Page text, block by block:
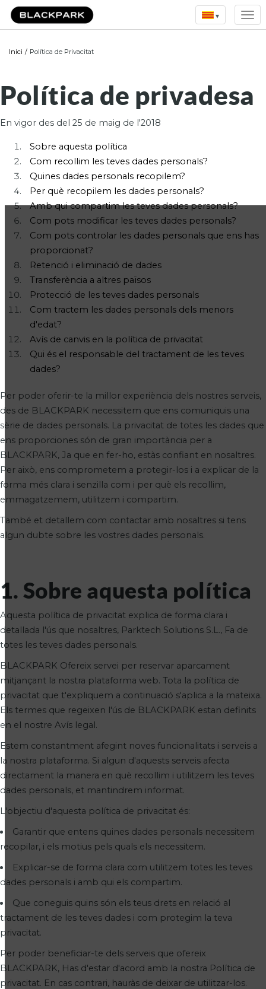
▾
Inici / Política de Privacitat
Política de privadesa
En vigor des del 25 de maig de l'2018
Sobre aquesta política
Com recollim les teves dades personals?
Quines dades personals recopilem?
Per què recopilem les dades personals?
Amb qui compartim les teves dades personals?
Com pots modificar les teves dades personals?
Com pots controlar les dades personals que ens has
proporcionat?
Retenció i eliminació de dades
Transferència a altres països
Protecció de les teves dades personals
Com tractem les dades personals dels menors
d'edat?
Avís de canvis en la política de privacitat
Qui és el responsable del tractament de les teves
dades?
Per poder oferir-te la millor experiència dels nostres serveis,
des de BLACKPARK necessitem que ens comuniquis una
sèrie de dades personals. La privacitat de totes les dades que
ens proporciones són de gran importància per a
BLACKPARK, Ja que en fer-ho, estàs confiant en nosaltres.
Per això, ens comprometem a protegir-los i a explicar de la
forma més clara i senzilla com i per què els recollim,
emmagatzemem, utilitzem i compartim.
També et detallem com contactar amb nosaltres si tens
algun dubte sobre les vostres dades personals.
1. Sobre aquesta política
Aquesta política de privacitat explica de forma clara i
detallada l'ús que nosaltres, Parktech Solutions S.L., Fa de
totes les teves dades personals.
BLACKPARK Ofereix servei per reservar aparcament
mitjançant la nostra plataforma web. Tota la política de
privacitat que t'expliquem a continuació s'aplica a la mateixa.
Els termes que regeixen l'ús de BLACKPARK estan definits
en el nostre Avís legal.
Estem constantment afegint noves funcionalitats i serveis a
la nostra plataforma. Si algun d'aquests serveis afecta
directament la manera en què recollim i utilitzem les teves
dades personals, et mantindrem informat.
L'objectiu d'aquesta política de privacitat és:
Garantir que entens quines dades personals necessitem
recopilar, i els motius pels quals els necessitem.
Explicar-se de forma clara com utilitzem totes les teves
dades personals i amb qui els compartim.
Que coneguis quins són els teus drets en relació al
tractament de les teves dades i com protegim la teva
privacitat.
Per poder beneficiar-te dels serveis que ofereix
BLACKPARK, Has d'estar d'acord amb la nostra Política de
privacitat. En cas contrari, hauràs de deixar de utilitzar-los.